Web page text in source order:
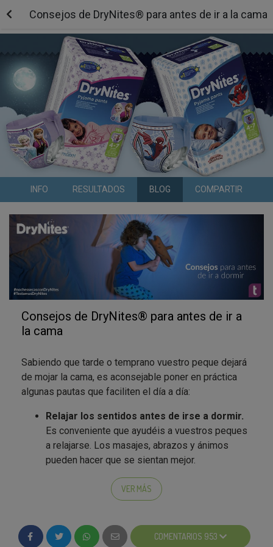
Consejos de DryNites® para antes de ir a la cama
INFO RESULTADOS BLOG COMPARTIR
Consejos de DryNites® para antes de ir a
la cama
Sabiendo que tarde o temprano vuestro peque dejará
de mojar la cama, es aconsejable poner en práctica
algunas pautas que faciliten el día a día:
Relajar los sentidos antes de irse a dormir.
Es conveniente que ayudéis a vuestros peques
a relajarse. Los masajes, abrazos y ánimos
pueden hacer que se sientan mejor.
intensidad de la luz y el ruido.
o hablar son maneras excelentes de apartar la
tenue conseguirá hacer más acogedora su
VER MÁS
COMENTARIOS 953